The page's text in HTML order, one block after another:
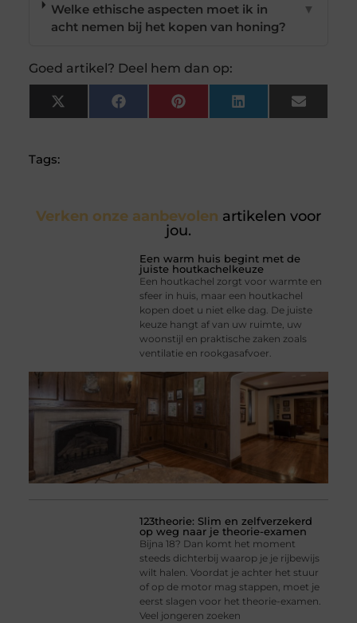
Welke ethische aspecten moet ik in
acht nemen bij het kopen van honing?
▼
Goed artikel? Deel hem dan op:
X
(Twitter)
FacebookPinterest LinkedIn Email
Tags:
Verken onze aanbevolen artikelen voor
jou.
Een warm huis begint met de
juiste houtkachelkeuze
Een houtkachel zorgt voor warmte en
sfeer in huis, maar een houtkachel
kopen doet u niet elke dag. De juiste
keuze hangt af van uw ruimte, uw
woonstijl en praktische zaken zoals
ventilatie en rookgasafvoer.
123theorie: Slim en zelfverzekerd
op weg naar je theorie-examen
Bijna 18? Dan komt het moment
steeds dichterbij waarop je je rijbewijs
wilt halen. Voordat je achter het stuur
of op de motor mag stappen, moet je
eerst slagen voor het theorie-examen.
Veel jongeren zoeken